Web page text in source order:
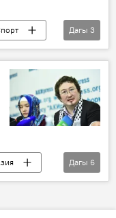
Дагы 3
Дагы 6